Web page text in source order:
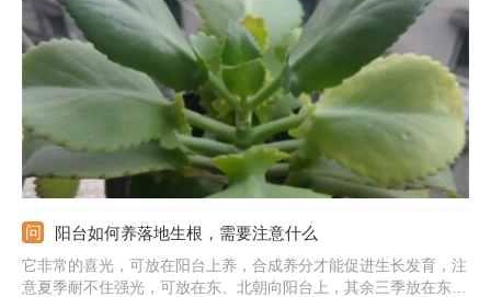
土，并将它置于通风好的地方养护。光照不足：缺少光照也易导致
它产生黄叶。此时，需要将它移放到光照充足的地方进行养护。
阳台如何养落地生根，需要注意什么
它非常的喜光，可放在阳台上养，合成养分才能促进生长发育，注
意夏季耐不住强光，可放在东、北朝向阳台上，其余三季放在东、